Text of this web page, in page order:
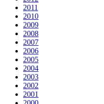
2011
2010
2009
2008
2007
2006
2005
2004
2003
2002
2001